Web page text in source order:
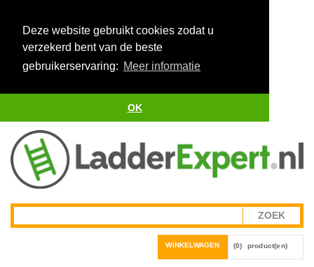
Deze website gebruikt cookies zodat u
verzekerd bent van de beste
gebruikerservaring: Meer informatie
OK
WINKELWAGEN (0) product(en)